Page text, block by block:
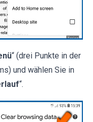
“ (drei Punkte in der
und wählen Sie in
“.